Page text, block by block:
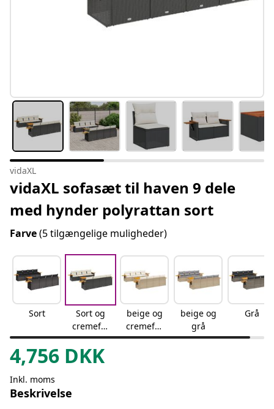
vidaXL
vidaXL sofasæt til haven 9 dele
med hynder polyrattan sort
Farve(5 tilgængelige muligheder)
Sort
Sort og
cremefar
vet
beige og
cremefar
vet
beige og
grå
Grå
4,756 DKK
Inkl. moms
Beskrivelse